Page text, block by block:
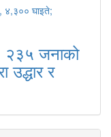
२३५ जनाको
उद्धार र